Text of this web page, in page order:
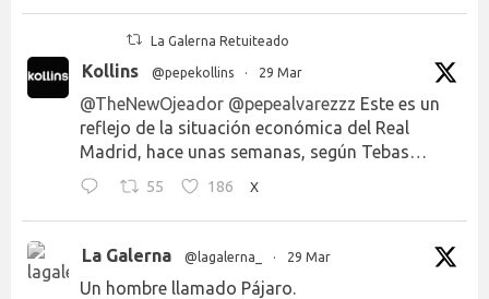
La Galerna Retuiteado
Kollins @pepekollins · 29 Mar
@TheNewOjeador @pepealvarezzz Este es un
reflejo de la situación económica del Real
Madrid, hace unas semanas, según Tebas…
55 186 X
La Galerna @lagalerna_ · 29 Mar
Un hombre llamado Pájaro.